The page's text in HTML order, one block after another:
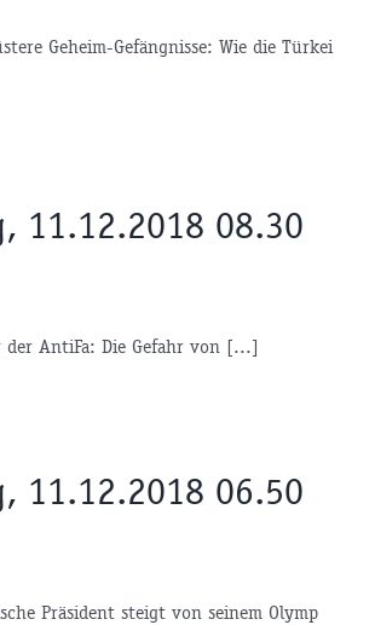
Geheim-Gefängnisse: Wie die Türkei
11.12.2018 08.30
der AntiFa: Die Gefahr von [...]
11.12.2018 06.50
Präsident steigt von seinem Olymp